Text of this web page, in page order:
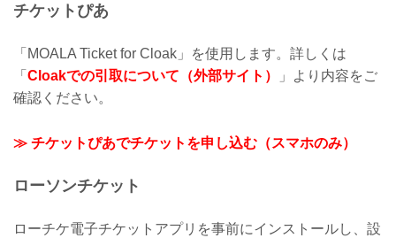
チケットぴあ
「MOALA Ticket for Cloak」を使用します。詳しくは
「 Cloakでの引取について（外部サイト）
」より内容をご
確認ください。
≫ チケットぴあでチケットを申し込む（スマホのみ）
ローソンチケット
ローチケ電子チケットアプリを事前にインストールし、設